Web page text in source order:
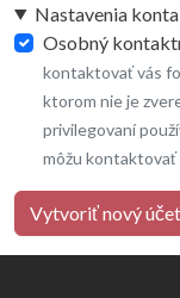
Nastavenia
Osobný
kontaktovať vás
ktorom nie je
privilegovaní
môžu
Vytvoriť nový účet